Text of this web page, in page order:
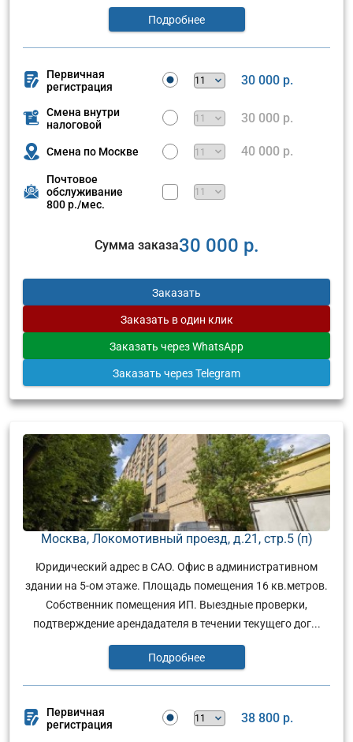
Подробнее
Первичная
регистрация
30 000 р.
Смена внутри
налоговой
30 000 р.
Смена по Москве 40 000 р.
Почтовое
обслуживание
800 р./мес.
Сумма заказа30 000 р.
Заказать
Заказать в один клик
Заказать через WhatsApp
Заказать через Telegram
Москва, Локомотивный проезд, д.21, стр.5 (п)
Юридический адрес в САО. Офис в административном
здании на 5-ом этаже. Площадь помещения 16 кв.метров.
Собственник помещения ИП. Выездные проверки,
подтверждение арендадателя в течении текущего дог...
Подробнее
Первичная
регистрация
38 800 р.